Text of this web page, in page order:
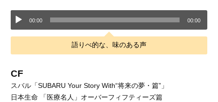
音
声
プ
ー
00:00 00:00
語りべ的な、味のある声
CF
スバル「SUBARU Your Story With“将来の夢・篇”」
日本生命 「医療名人」オーバーフィフティーズ篇